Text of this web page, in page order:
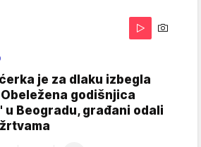
je za dlaku izbegla
godišnjica
u Beogradu, građani odali